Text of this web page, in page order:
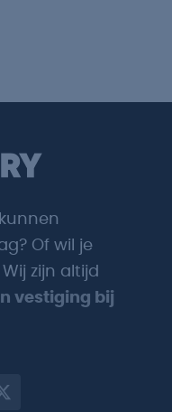
Of wil je
zijn altijd
vestiging bij